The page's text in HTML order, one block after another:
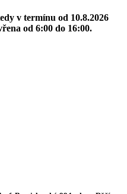
v termínu od 10.8.2026
od 6:00 do 16:00.